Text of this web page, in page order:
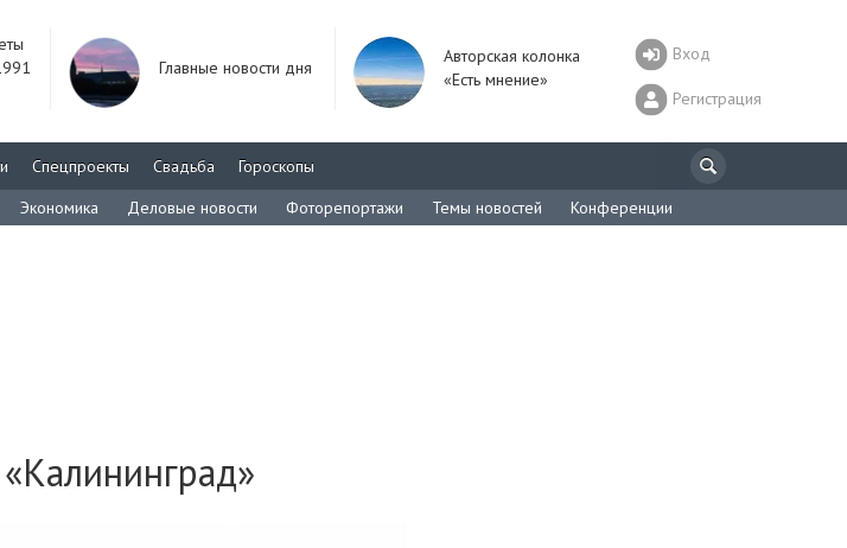
Главные новости дня
Авторская колонка
«Есть мнение»
Вход
Регистрация
Спецпроекты Свадьба
Гороскопы
Экономика Деловые новости Фоторепортажи Темы новостей Конференции